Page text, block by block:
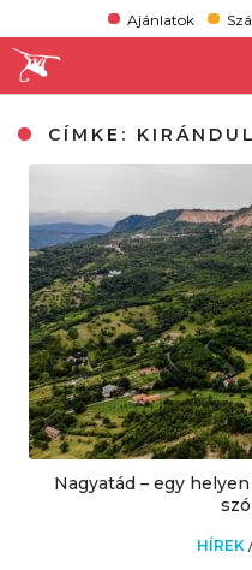
Ajánlatok
CÍMKE:
Nagyatád – egy
HÍREK